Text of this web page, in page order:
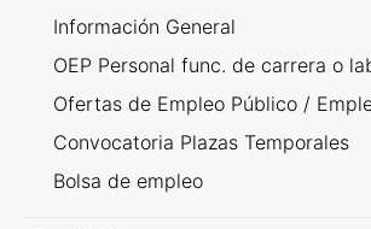
Información General
OEP Personal func. de carrera o
Ofertas de Empleo Público /
Convocatoria Plazas Temporales
Bolsa de empleo